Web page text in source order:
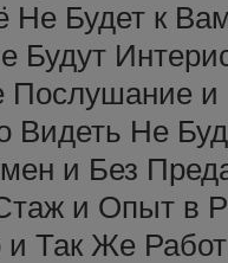
Будет к
Будут
Послушание
Видеть Не
и Без
и Опыт в
Так Же